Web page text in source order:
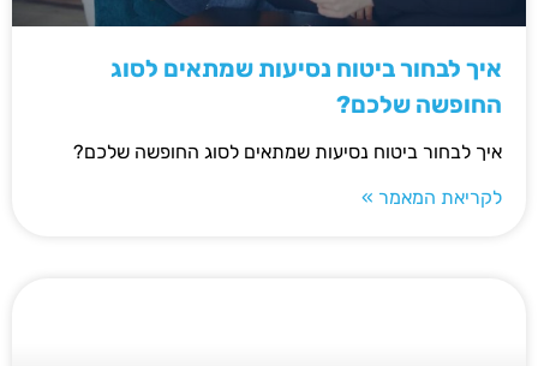
איך לבחור ביטוח נסיעות שמתאים לסוג
החופשה שלכם?
איך לבחור ביטוח נסיעות שמתאים לסוג החופשה שלכם?
לקריאת המאמר »